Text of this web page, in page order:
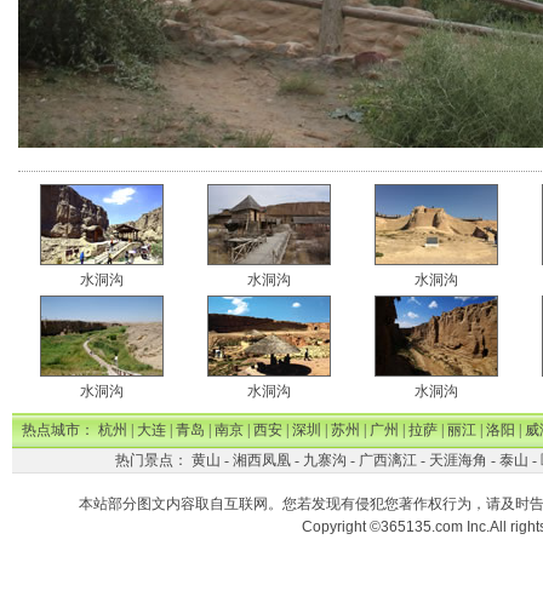
水洞沟 水洞沟 水洞沟
水洞沟 水洞沟 水洞沟
热点城市：杭州|大连|青岛|南京|西安|深圳|苏州|广州|拉萨|丽江|洛阳|威
热门景点： 黄山 - 湘西凤凰- 九寨沟 - 广西漓江- 天涯海角 - 泰山 -
本站部分图文内容取自互联网。您若发现有侵犯您著作权行为，请及时
Copyright ©365135.com Inc.All